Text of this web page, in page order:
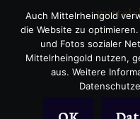
Auch Mittelrheingold
die Website zu
und Fotos sozialer
Mittelrheingold nutzen,
aus. Weitere